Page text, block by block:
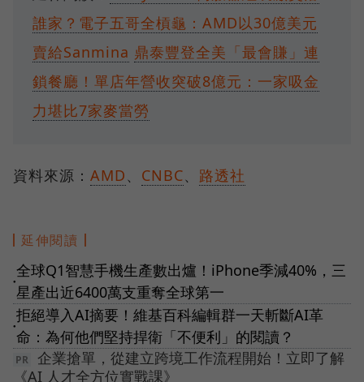
誰家？電子五哥全槓龜：AMD以30億美元
賣給Sanmina 鼎泰豐登全美「最會賺」連
鎖餐廳！單店年營收突破8億元：一家吸金
力堪比7家麥當勞
資料來源： AMD CNBC 路透社
延伸閱讀
●
全球Q1智慧手機生產數出爐！iPhone季減40%，三
星產出近6400萬支重奪全球第一
●
拒絕導入AI摘要！維基百科編輯群一天斬斷AI革
命：為何他們堅持捍衛「不便利」的閱讀？
企業搶單，從建立跨境工作流程開始！立即了解
《AI 人才全方位實戰課》